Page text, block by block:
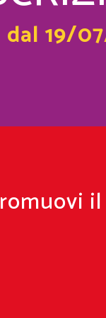
dal 19/